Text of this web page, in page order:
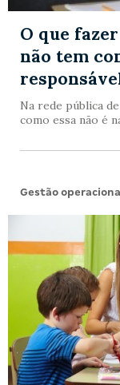
O que
não tem
Na rede pública
como essa não é
Gestão operacional